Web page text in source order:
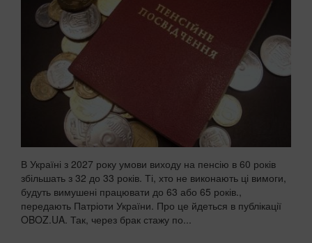
В Україні з 2027 року умови виходу на пенсію в 60 років
збільшать з 32 до 33 років. Ті, хто не виконають ці вимоги,
будуть вимушені працювати до 63 або 65 років.,
передають Патріоти України. Про це йдеться в публікації
OBOZ.UA. Так, через брак стажу по...